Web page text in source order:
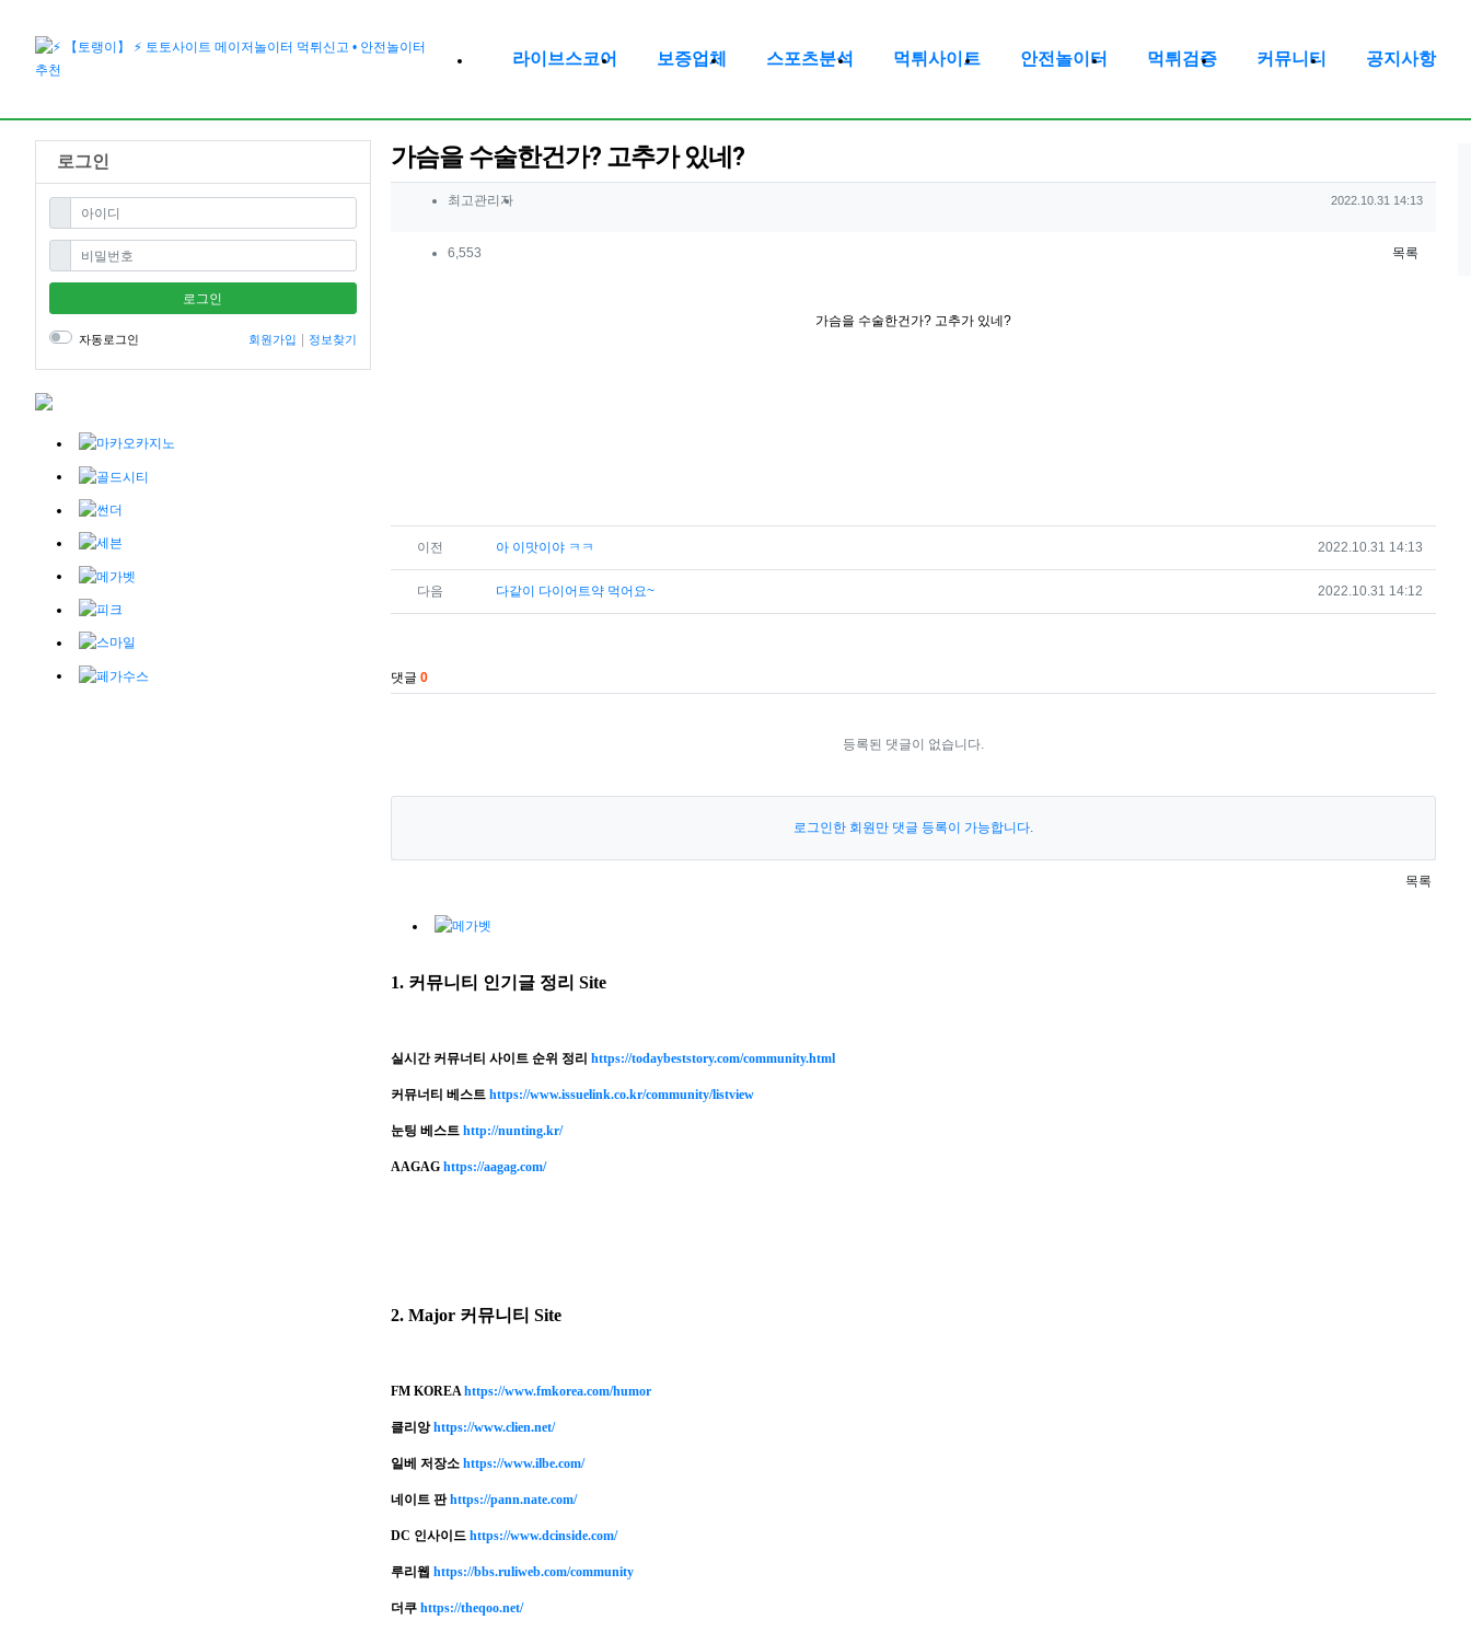
라이브스코어 보증업체 스포츠분석 먹튀사이트 안전놀이터 먹튀검증 커뮤니티 공지사항
가슴을 수술한건가? 고추가 있네?
작성자 정보
최고관리자작성 작성일
2022.10.31 14:13
컨텐츠 정보
6,553조회 목록
가슴을 수술한건가? 고추가 있네?
관련자료
이전 아 이맛이야 ㅋㅋ 작성일
2022.10.31 14:13
다음 다같이 다이어트약 먹어요~ 작성일
2022.10.31 14:12
댓글 0
등록된 댓글이 없습니다.
로그인한 회원만 댓글 등록이 가능합니다.
목록
1. 커뮤니티 인기글 정리 Site
실시간 커뮤너티 사이트 순위 정리 https://todaybeststory.com/community.html
커뮤너티 베스트 https://www.issuelink.co.kr/community/listview
눈팅 베스트 http://nunting.kr/
AAGAG https://aagag.com/
2. Major 커뮤니티 Site
FM KOREAhttps://www.fmkorea.com/humor
클리앙https://www.clien.net/
일베 저장소 https://www.ilbe.com/
네이트 판https://pann.nate.com/
DC 인사이드 https://www.dcinside.com/
루리웹 https://bbs.ruliweb.com/community
더쿠 https://theqoo.net/
로그인
아이디필수
비밀번호필수
로그인
자동로그인 회원가입 정보찾기